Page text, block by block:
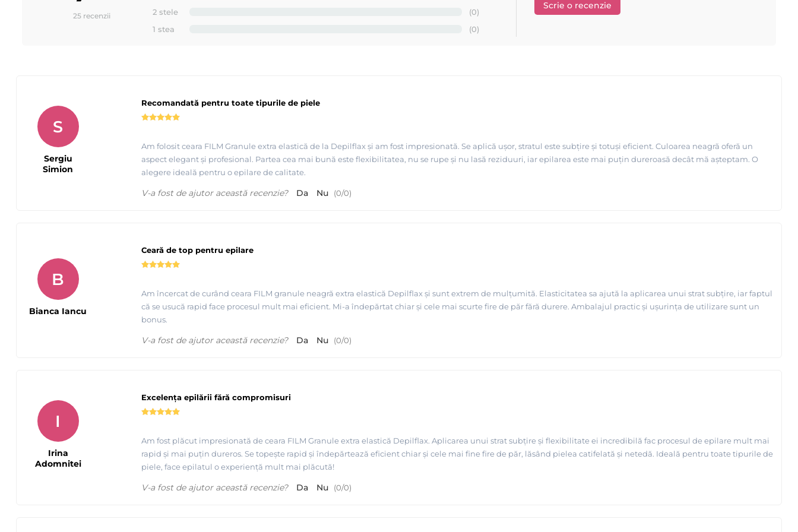
Epilare axila cu ceara FILM granule extra elasica ALBASTRA - Depilflax
25 recenzii
2 stele
(0)
1 stea
(0)
Scrie o recenzie
Recomandată pentru toate tipurile de piele
Am folosit ceara FILM Granule extra elastică de la Depilflax și am fost impresionată. Se aplică ușor, stratul este subțire și totuși eficient. Culoarea neagră oferă un
aspect elegant și profesional. Partea cea mai bună este flexibilitatea, nu se rupe și nu lasă reziduuri, iar epilarea este mai puțin dureroasă decât mă așteptam. O
alegere ideală pentru o epilare de calitate.
S
Sergiu
Simion
V-a fost de ajutor această recenzie? Da Nu (0/0)
Ceară de top pentru epilare
Am încercat de curând ceara FILM granule neagră extra elastică Depilflax și sunt extrem de mulțumită. Elasticitatea sa ajută la aplicarea unui strat subțire, iar faptul
că se usucă rapid face procesul mult mai eficient. Mi-a îndepărtat chiar și cele mai scurte fire de păr fără durere. Ambalajul practic și ușurința de utilizare sunt un
bonus.
B
Bianca Iancu
V-a fost de ajutor această recenzie? Da Nu (0/0)
Excelența epilării fără compromisuri
Am fost plăcut impresionată de ceara FILM Granule extra elastică Depilflax. Aplicarea unui strat subțire și flexibilitate ei incredibilă fac procesul de epilare mult mai
rapid și mai puțin dureros. Se topește rapid și îndepărtează eficient chiar și cele mai fine fire de păr, lăsând pielea catifelată și netedă. Ideală pentru toate tipurile de
piele, face epilatul o experiență mult mai plăcută!
I
Irina
Adomnitei
V-a fost de ajutor această recenzie? Da Nu (0/0)